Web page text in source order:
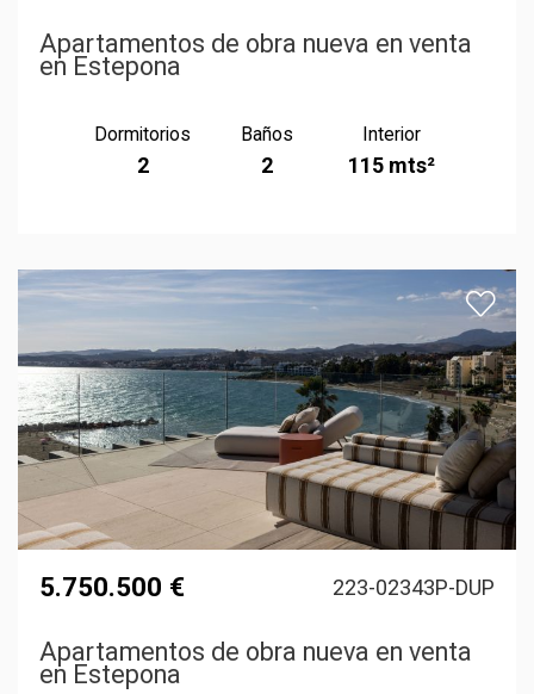
Apartamentos de obra nueva en venta
en Estepona
Dormitorios
2
Baños
2
Interior
115 mts²
5.750.500 € 223-02343P-DUP
Apartamentos de obra nueva en venta
en Estepona